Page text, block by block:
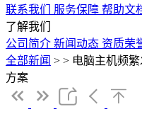
联系我们
服务保障 帮助文
了解我们
公司简介 新闻动态 资质荣
全部新闻 > > 电脑主机频
方案